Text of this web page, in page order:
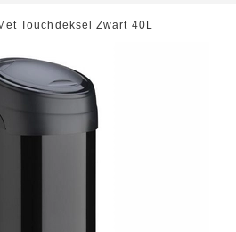
Touchdeksel Zwart 40L